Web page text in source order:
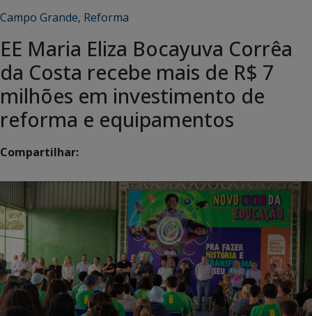
Campo Grande, Reforma
EE Maria Eliza Bocayuva Corrêa
da Costa recebe mais de R$ 7
milhões em investimento de
reforma e equipamentos
Compartilhar: